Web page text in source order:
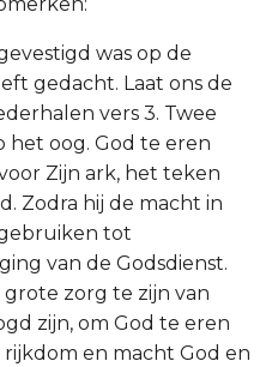
was op de
gedacht. Laat ons de
vers 3. Twee
het oog. God te eren
Zijn ark, het teken
Zodra hij de macht in
tot
van de Godsdienst.
zorg te zijn van
zijn, om God te eren
en macht God en